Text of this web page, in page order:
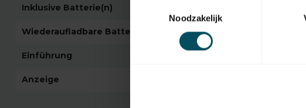
Noodzakelijk
Inklusive Batterie(n)
Wiederaufladbare Batterie(n) keine
Einführung
Anzeige